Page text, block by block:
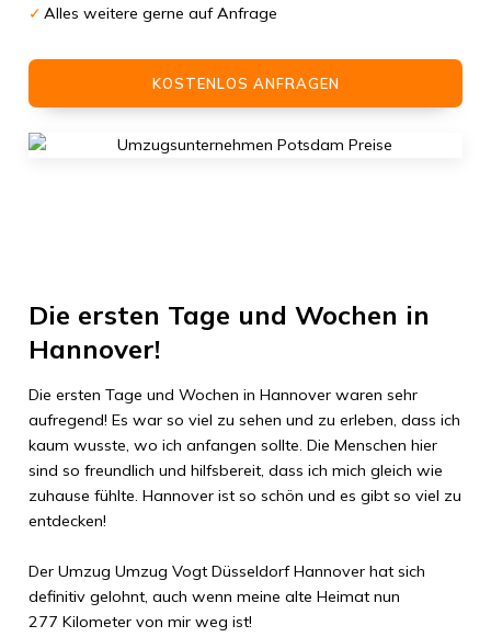
Alles weitere gerne auf Anfrage
KOSTENLOS ANFRAGEN
Die ersten Tage und Wochen in
Hannover!
Die ersten Tage und Wochen in Hannoverwaren sehr
aufregend! Es war so viel zu sehen und zu erleben, dass ich
kaum wusste, wo ich anfangen sollte. Die Menschen hier
sind so freundlich und hilfsbereit, dass ich mich gleich wie
zuhause fühlte. Hannoverist so schön und es gibt so viel zu
entdecken!
Der Umzug Umzug Vogt Düsseldorf Hannoverhat sich
definitiv gelohnt, auch wenn meine alte Heimat nun
277 Kilometervon mir weg ist!